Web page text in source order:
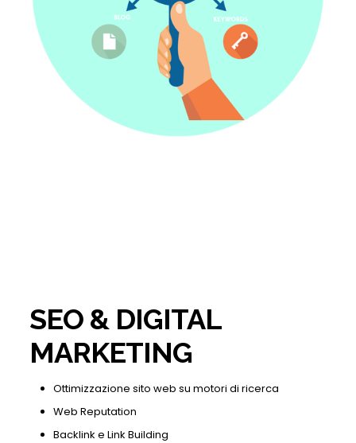
SEO & DIGITAL
MARKETING
Ottimizzazione sito web su motori di ricerca
Web Reputation
Backlink e Link Building